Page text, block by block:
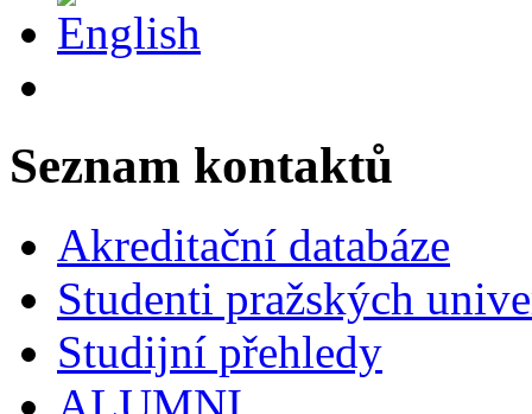
Seznam kontaktů
Akreditační databáze
Studenti pražských
Studijní přehledy